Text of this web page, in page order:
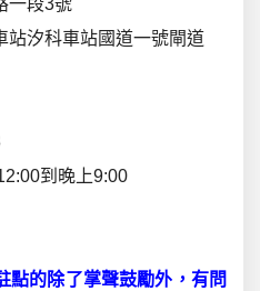
一段3號
站汐科車站國道一號閘道
到晚上9:00
點的除了掌聲鼓勵外，有問